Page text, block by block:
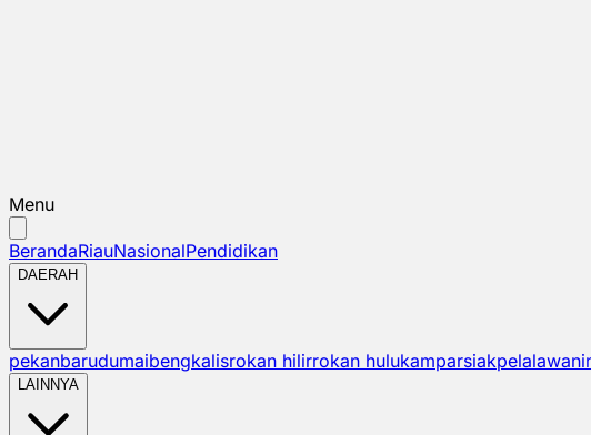
Menu
BerandaRiauNasionalPendidikan
DAERAH
pekanbarudumaibengkalisrokan hilirrokan hulukamparsiakpelalawan
LAINNYA